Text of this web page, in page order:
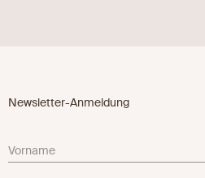
Newsletter-Anmeldung